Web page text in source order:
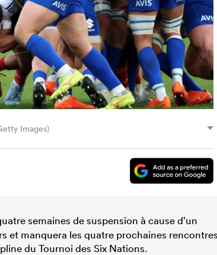
Images)
semaines de suspension à cause d’un
et manquera les quatre prochaines
du Tournoi des Six Nations.